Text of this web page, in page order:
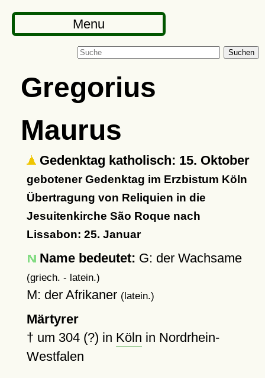
Menu
Suchen
Gregorius
Maurus
Gedenktag katholisch: 15. Oktober
gebotener Gedenktag im Erzbistum Köln
Übertragung von Reliquien in die
Jesuitenkirche São Roque nach
Lissabon: 25. Januar
Name bedeutet: G: der Wachsame
(griech. - latein.)
M: der Afrikaner (latein.)
Märtyrer
† um 304 (?) in Köln in Nordrhein-
Westfalen